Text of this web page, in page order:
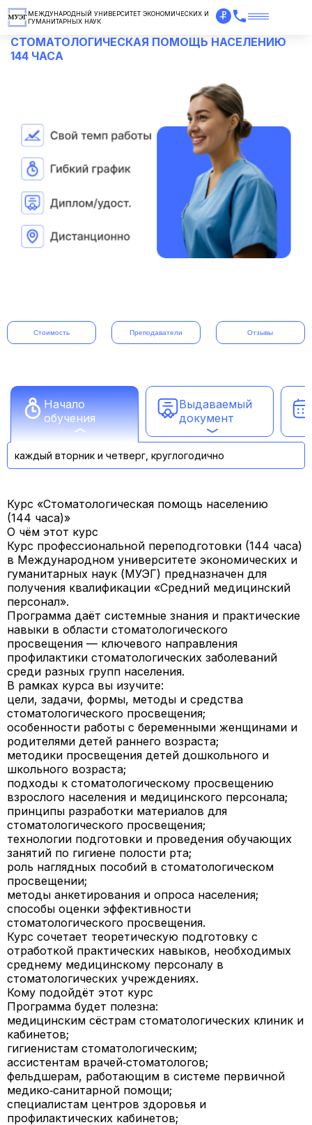
МЕЖДУНАРОДНЫЙ УНИВЕРСИТЕТ ЭКОНОМИЧЕСКИХ И
ГУМАНИТАРНЫХ НАУК
СТОМАТОЛОГИЧЕСКАЯ ПОМОЩЬ НАСЕЛЕНИЮ
144 ЧАСА
Стоимость Преподаватели Отзывы
Начало
обучения
Выдаваемый
документ
каждый вторник и четверг, круглогодично
Курс «Стоматологическая помощь населению
(144 часа)»
О чём этот курс
Курс профессиональной переподготовки (144 часа)
в Международном университете экономических и
гуманитарных наук (МУЭГ) предназначен для
получения квалификации «Средний медицинский
персонал».
Программа даёт системные знания и практические
навыки в области стоматологического
просвещения — ключевого направления
профилактики стоматологических заболеваний
среди разных групп населения.
В рамках курса вы изучите:
цели, задачи, формы, методы и средства
стоматологического просвещения;
особенности работы с беременными женщинами и
родителями детей раннего возраста;
методики просвещения детей дошкольного и
школьного возраста;
подходы к стоматологическому просвещению
взрослого населения и медицинского персонала;
принципы разработки материалов для
стоматологического просвещения;
технологии подготовки и проведения обучающих
занятий по гигиене полости рта;
роль наглядных пособий в стоматологическом
просвещении;
методы анкетирования и опроса населения;
способы оценки эффективности
стоматологического просвещения.
Курс сочетает теоретическую подготовку с
отработкой практических навыков, необходимых
среднему медицинскому персоналу в
стоматологических учреждениях.
Кому подойдёт этот курс
Программа будет полезна:
медицинским сёстрам стоматологических клиник и
кабинетов;
гигиенистам стоматологическим;
ассистентам врачей‑стоматологов;
фельдшерам, работающим в системе первичной
медико‑санитарной помощи;
специалистам центров здоровья и
профилактических кабинетов;